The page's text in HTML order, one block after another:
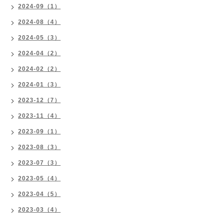
2024-09（1）
2024-08（4）
2024-05（3）
2024-04（2）
2024-02（2）
2024-01（3）
2023-12（7）
2023-11（4）
2023-09（1）
2023-08（3）
2023-07（3）
2023-05（4）
2023-04（5）
2023-03（4）